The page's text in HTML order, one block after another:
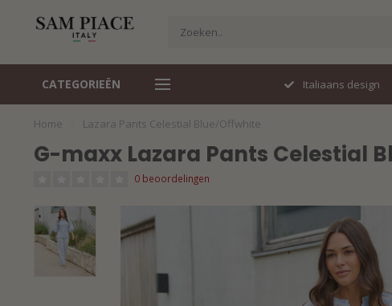
CATEGORIEËN
Perfecte pasvorm Italiaans design
Home Lazara Pants Celestial Blue/Offwhite
G-maxx Lazara Pants Celestial
0 beoordelingen